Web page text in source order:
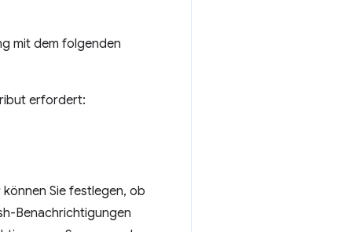
mit dem folgenden
erfordert:
Sie festlegen, ob
Benachrichtigungen